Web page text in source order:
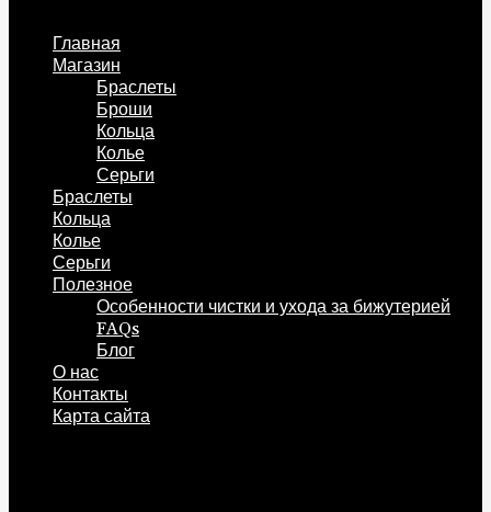
Главная
Магазин
Браслеты
Броши
Кольца
Колье
Серьги
Браслеты
Кольца
Колье
Серьги
Полезное
Особенности чистки и ухода за бижутерией
FAQs
Блог
О нас
Контакты
Карта сайта